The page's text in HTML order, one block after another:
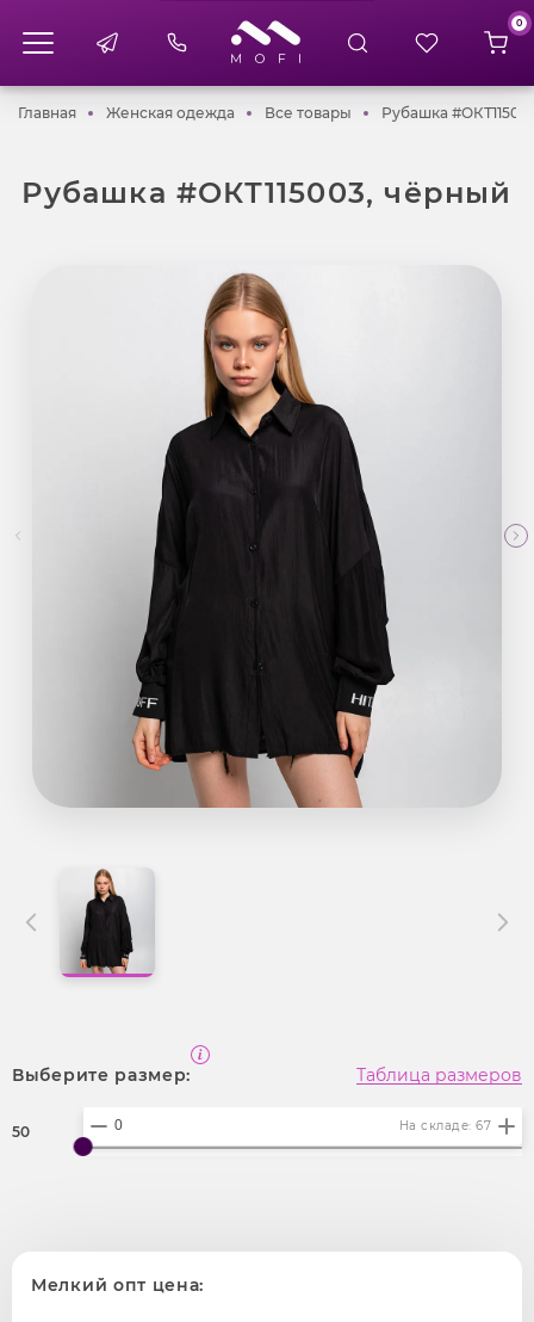
0
ГлавнаяГлавнаяЖенская одежда Женская одежда
Все товары Все товары
Рубашка
Рубашка #ОКТ115003, чёрный
Выберите размер: Таблица размеров
50 На складе: 67
Мелкий опт цена: